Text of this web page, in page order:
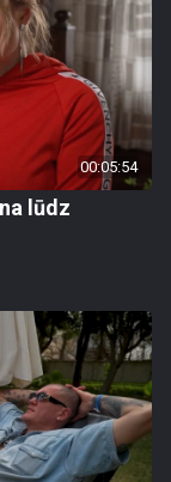
00:05:54
lūdz